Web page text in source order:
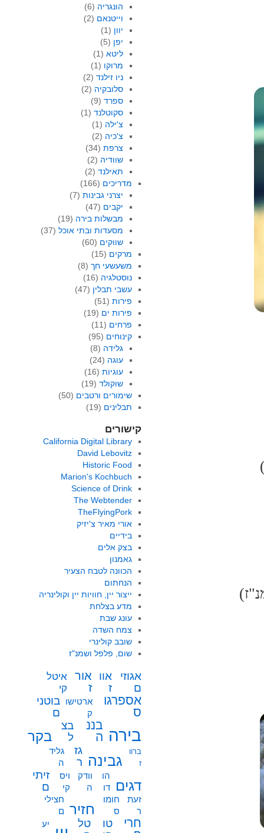
הונגריה (6)
וייטנאם (2)
יוון (1)
יפן (5)
ליטא (1)
מרוקו (1)
ניו זילנד (2)
סלובקיה (2)
ספרד (9)
סקוטלנד (1)
צ'ילה (1)
צ'כיה (2)
צרפת (34)
שוודיה (2)
תאילנד (2)
מדריכים (166)
יצרני גבינות (7)
יקבים (47)
מבשלות בירה (19)
מסעדות ובתי אוכל (37)
שווקים (60)
מרקים (15)
משעשעי חך(8)
נוסטלגיה (16)
עשבי תבלין (47)
פירות(51)
פירות ים (19)
פרחים (11)
קינוחים (95)
גלידה (8)
עוגה (24)
עוגיות (16)
שוקולד (19)
שימורים ורטבים (50)
תבלינים (19)
קישורים
California Digital Library
David Lebovitz
Historic Food
Marion's Kochbuch
Science of Drink
The Webtender
TheFlyingPork
אורי מאיר צ'יזיק
בידיים
בצק אלים
גאמנון
הכוונה לטבח הצעיר
הנחתום
ייצור יין, חוויות יין וקולינריה
מדע בצלחת
עונג שבת
צמח השדה
שובב קולינרי
שום, פלפל ושמנ"ז
אגוזי
ם
אוו
ז
אור
ז
איטל
קי
אספרגו
ס
ארטישו
ק
בוטני
ם
בירה
בננ
ה
בצ
ל
בקר
ברוו
ז
גבינה
גז
ר
גליד
ה
דגים
הו
דו
וודק
ה
ויס
קי
זיתי
ם
זעת
ר
חומו
ס
חזיר
חצילי
ם
חרי
טו
טל
יע